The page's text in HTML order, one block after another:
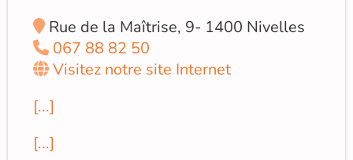
Rue de la Maîtrise, 9- 1400 Nivelles
067 88 82 50
Visitez notre site Internet
[...]
[...]